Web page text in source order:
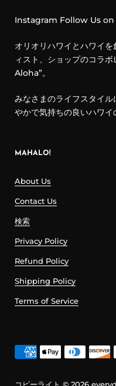
Instagram Follow Us on
オリオリハワイとハワイ
ィスト、ショップのコラ
Aloha”。
みなさまのライフスタイ
やかで気持ちの良いハワイ
MAHALO!
About Us
Contact Us
検索
Privacy Policy
Refund Policy
Shipping Policy
Terms of Service